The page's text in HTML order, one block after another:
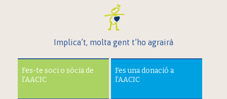
Implica’t, molta gent t’ho agrairà
Fes-te soci o sòcia de
l’AACIC
Fes una donació a
l’AACIC